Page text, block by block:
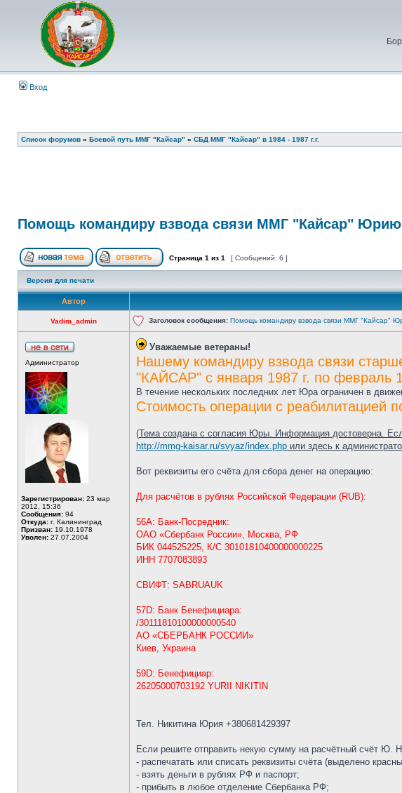
Вход
Список форумов » Боевой путь ММГ "Кайсар" » СБД ММГ "Кайсар" в 1984 - 1987 г.г.
Помощь командиру взвода связи ММГ "Кайсар" Юрию
Страница 1 из 1 [ Сообщений: 6 ]
Версия для печати
Автор
Vadim_admin Заголовок сообщения: Помощь командиру взвода связи ММГ "Кайсар"
Администратор
Зарегистрирован: 23 мар
2012, 15:36
Сообщения: 94
Откуда: г. Калининград
Призван: 19.10.1978
Уволен: 27.07.2004
Уважаемые ветераны!
Нашему командиру взвода связи
"КАЙСАР" с января 1987 г. по февраль
В течение нескольких последних лет Юра ограничен в
Стоимость операции с реабилитацией
(Тема создана с согласия Юры. Информация достоверна.
http://mmg-kaisar.ru/svyaz/index.php или здесь к
Вот реквизиты его счёта для сбора денег на операцию:
Для расчётов в рублях Российской Федерации (RUB):
56A: Банк-Посредник:
ОАО «Сбербанк России», Москва, РФ
БИК 044525225, К/С 30101810400000000225
ИНН 7707083893
СВИФТ: SABRUAUK
57D: Банк Бенефициара:
/30111810100000000540
АО «СБЕРБАНК РОССИИ»
Киев, Украина
59D: Бенефициар:
26205000703192 YURII NIKITIN
Тел. Никитина Юрия +380681429397
Если решите отправить некую сумму на расчётный счёт Ю.
- распечатать или списать реквизиты счёта (выделено
- взять деньги в рублях РФ и паспорт;
- прибыть в любое отделение Сбербанка РФ;